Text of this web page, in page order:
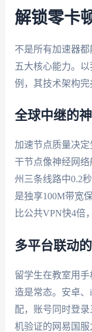
解锁零卡
不是所有加速器
五大核心能力。
例，其技术架构完
全球中继的
加速节点质量决
干节点像神经网
州三条线路中0.2
是独享100M带宽
比公共VPN快4倍
多平台联动
留学生在教室用
造是常态。安卓、
配，账号同时登
机验证的网易国